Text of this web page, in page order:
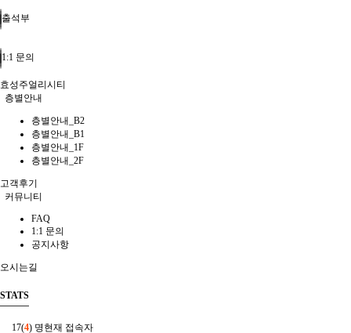
출석부
1:1 문의
효성주얼리시티
층별안내
층별안내_B2
층별안내_B1
층별안내_1F
층별안내_2F
고객후기
커뮤니티
FAQ
1:1 문의
공지사항
오시는길
STATS
17(4) 명현재 접속자